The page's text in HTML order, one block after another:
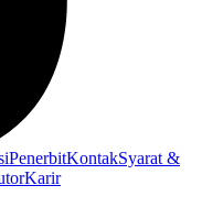
PenerbitKontakSyarat &
Karir